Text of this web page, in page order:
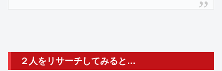
２人をリサーチしてみると…